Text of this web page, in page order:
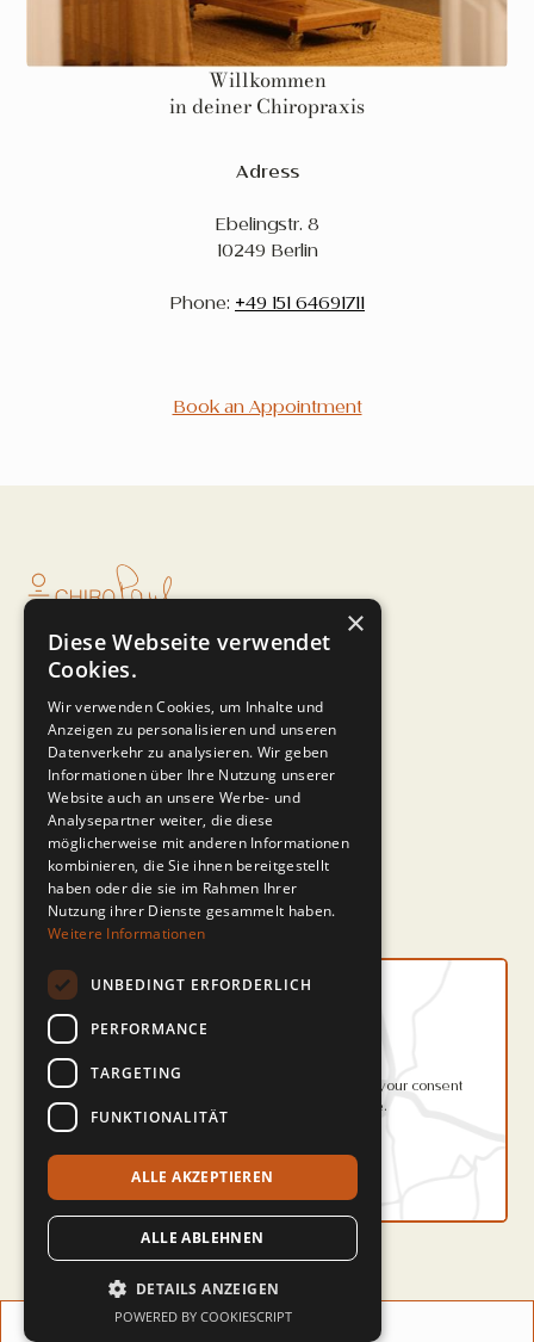
Willkommen
in deiner Chiropraxis
Adress
Ebelingstr. 8
10249 Berlin
Phone: +49 151 64691711
Book an Appointment
About Chiropractic
Team
Contact
Book an Appointment
Opening Hours
Mon: 9:00-13:00 / 15:00-19:00
Tue: 8:00-19:00
Wed: 9:00-13:00 / 15:00-19:00
Tue: 9:00-13:00 / 14:00-19:00
Fri: 9:30-13 / 14:00-18:00
To load the map, click 'Accept Cookies' to give your consent
for cookies to be set on your device.
Accept Cookies and Load Map
×
Diese Webseite verwendet
Cookies.
Wir verwenden Cookies, um Inhalte und
Anzeigen zu personalisieren und unseren
Datenverkehr zu analysieren. Wir geben
Informationen über Ihre Nutzung unserer
Website auch an unsere Werbe- und
Analysepartner weiter, die diese
möglicherweise mit anderen Informationen
kombinieren, die Sie ihnen bereitgestellt
haben oder die sie im Rahmen Ihrer
Nutzung ihrer Dienste gesammelt haben.
Weitere Informationen
UNBEDINGT ERFORDERLICH
PERFORMANCE
TARGETING
FUNKTIONALITÄT
ALLE AKZEPTIEREN
ALLE ABLEHNEN
DETAILS ANZEIGEN
POWERED BY COOKIESCRIPT